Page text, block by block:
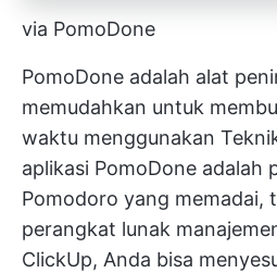
via PomoDone
PomoDone adalah alat
memudahkan untuk
waktu menggunakan
aplikasi PomoDone adalah
Pomodoro yang memadai,
perangkat lunak
ClickUp, Anda bisa